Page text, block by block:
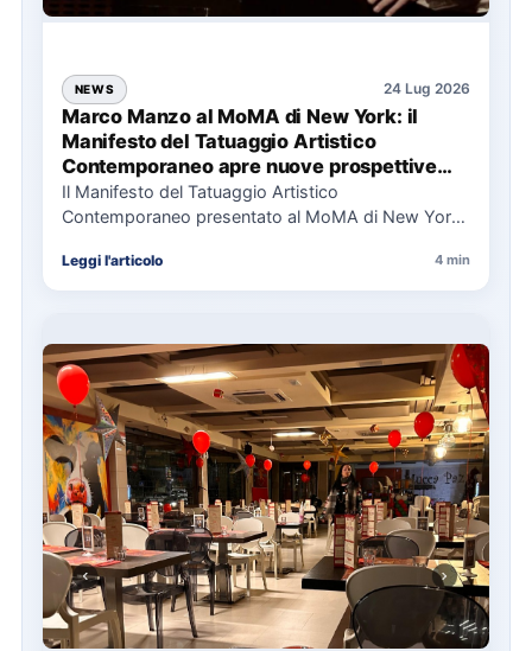
NEWS 24 Lug 2026
Marco Manzo al MoMA di New York: il
Manifesto del Tatuaggio Artistico
Contemporaneo apre nuove prospettive
per il collezionismo
Il Manifesto del Tatuaggio Artistico
Contemporaneo presentato al MoMA di New York
Leggi l'articolo 4 min